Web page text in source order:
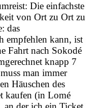
Die einfachste
von Ort zu Ort zu
das
empfehlen kann, ist
Fahrt nach Sokodé
knapp 7
man immer
Häuschen des
kaufen (in Lomé